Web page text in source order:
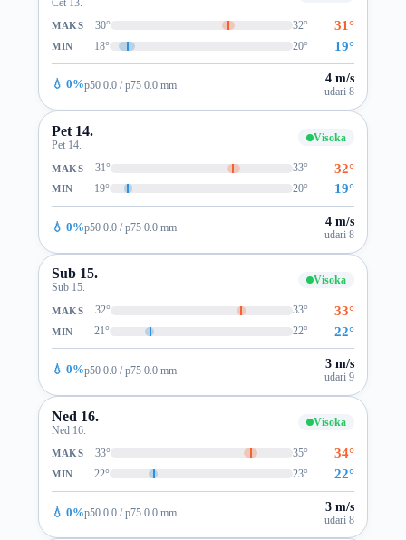
MAKS 30° 32° 31°
MIN 18° 20° 19°
💧 0%p50 0.0 / p75 0.0 mm 4 m/s
udari 8
Pet 14.
Pet 14.
Visoka
MAKS 31° 33° 32°
MIN 19° 20° 19°
💧 0%p50 0.0 / p75 0.0 mm 4 m/s
udari 8
Sub 15.
Sub 15.
Visoka
MAKS 32° 33° 33°
MIN 21° 22° 22°
💧 0%p50 0.0 / p75 0.0 mm 3 m/s
udari 9
Ned 16.
Ned 16.
Visoka
MAKS 33° 35° 34°
MIN 22° 23° 22°
💧 0%p50 0.0 / p75 0.0 mm 3 m/s
udari 8